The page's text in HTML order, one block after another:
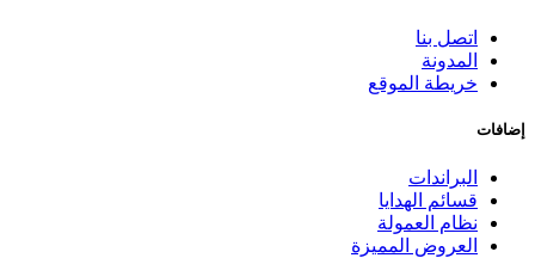
اتصل بنا
المدونة
خريطة الموقع
إضافات
البراندات
قسائم الهدايا
نظام العمولة
العروض المميزة